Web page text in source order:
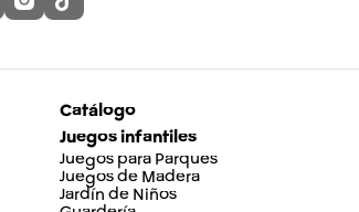
Catálogo
Juegos infantiles
Juegos para Parques
Juegos de Madera
Jardín de Niños